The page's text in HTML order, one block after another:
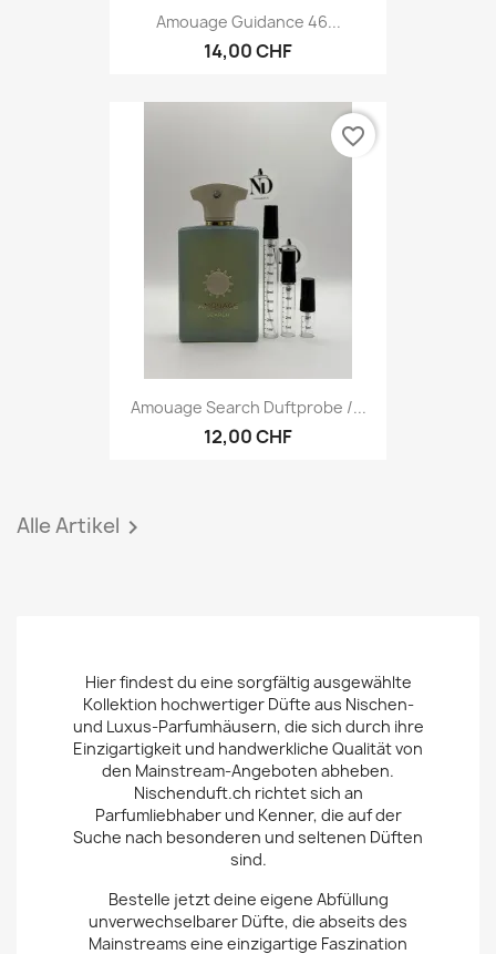
Amouage Guidance 46...
14,00 CHF
Amouage Search Duftprobe /...
12,00 CHF
favorite_border
Alle Artikel 
Hier findest du eine sorgfältig ausgewählte
Kollektion hochwertiger Düfte aus Nischen-
und Luxus-Parfumhäusern, die sich durch ihre
Einzigartigkeit und handwerkliche Qualität von
den Mainstream-Angeboten abheben.
Nischenduft.ch richtet sich an
Parfumliebhaber und Kenner, die auf der
Suche nach besonderen und seltenen Düften
sind.
Bestelle jetzt deine eigene Abfüllung
unverwechselbarer Düfte, die abseits des
Mainstreams eine einzigartige Faszination